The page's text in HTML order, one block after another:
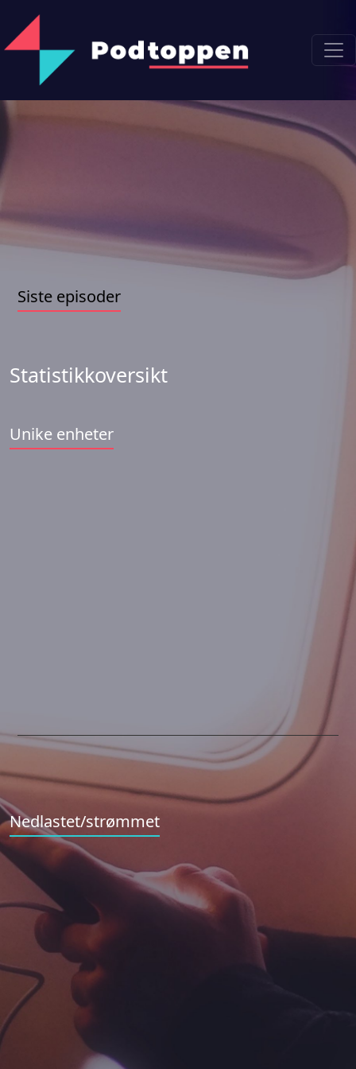
Siste episoder
Statistikkoversikt
Unike enheter
Nedlastet/strømmet